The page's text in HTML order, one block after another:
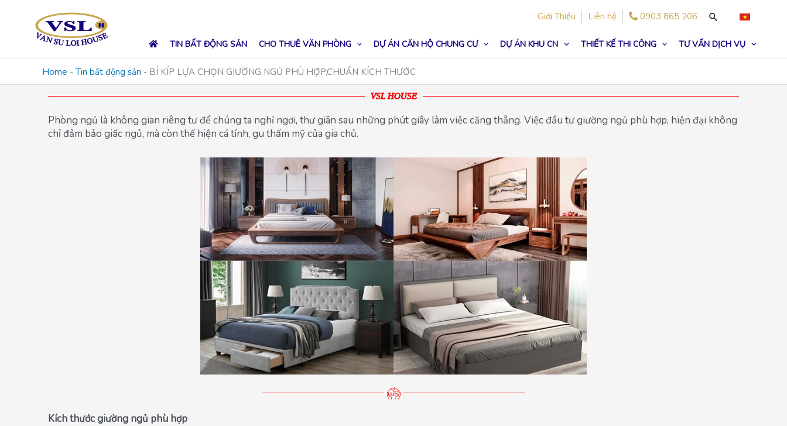
Giới Thiệu Liên hệ 0903 865 206
TIN BẤT ĐỘNG SẢN CHO THUÊ VĂN PHÒNG DỰ ÁN CĂN HỘ CHUNG CƯ DỰ ÁN KHU CN THIẾT KẾ THI CÔNG TƯ VẤN DỊCH VỤ
Home - Tin bất động sản - BÍ KÍP LỰA CHỌN GIƯỜNG NGỦ PHÙ HỢP,CHUẨN KÍCH THƯỚC
VSL HOUSE
Phòng ngủ là không gian riêng tư để chúng ta nghỉ ngơi, thư giãn sau những phút giây làm việc căng thẳng. Việc đầu tư giường ngủ phù hợp, hiện đại không
chỉ đảm bảo giấc ngủ, mà còn thể hiện cá tính, gu thẩm mỹ của gia chủ.
Kích thước giường ngủ phù hợp